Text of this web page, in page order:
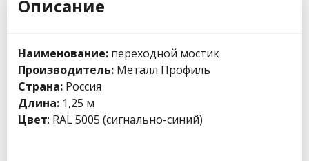
Описание
Наименование: переходной мостик
Производитель: Металл Профиль
Страна: Россия
Длина: 1,25 м
Цвет: RAL 5005 (сигнально-синий)